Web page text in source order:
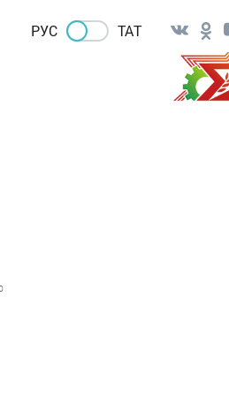
РУС ТАТ